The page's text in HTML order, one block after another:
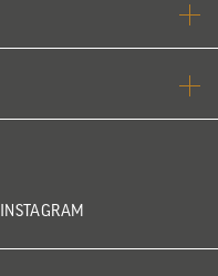
INSTAGRAM